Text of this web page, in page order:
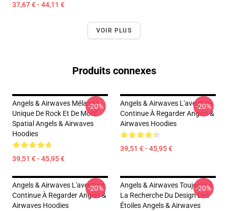
37,67 € - 44,11 €
VOIR PLUS
Produits connexes
Angels & Airwaves Mélange
Unique De Rock Et De Motif
Spatial Angels & Airwaves
Hoodies
39,51 € - 45,95 €
-20%
Angels & Airwaves L'aventure
Continue À Regarder Angels &
Airwaves Hoodies
39,51 € - 45,95 €
-20%
Angels & Airwaves L'aventure
Continue À Regarder Angels &
Airwaves Hoodies
-20%
Angels & Airwaves Toujours À
La Recherche Du Design Des
Étoiles Angels & Airwaves
-20%